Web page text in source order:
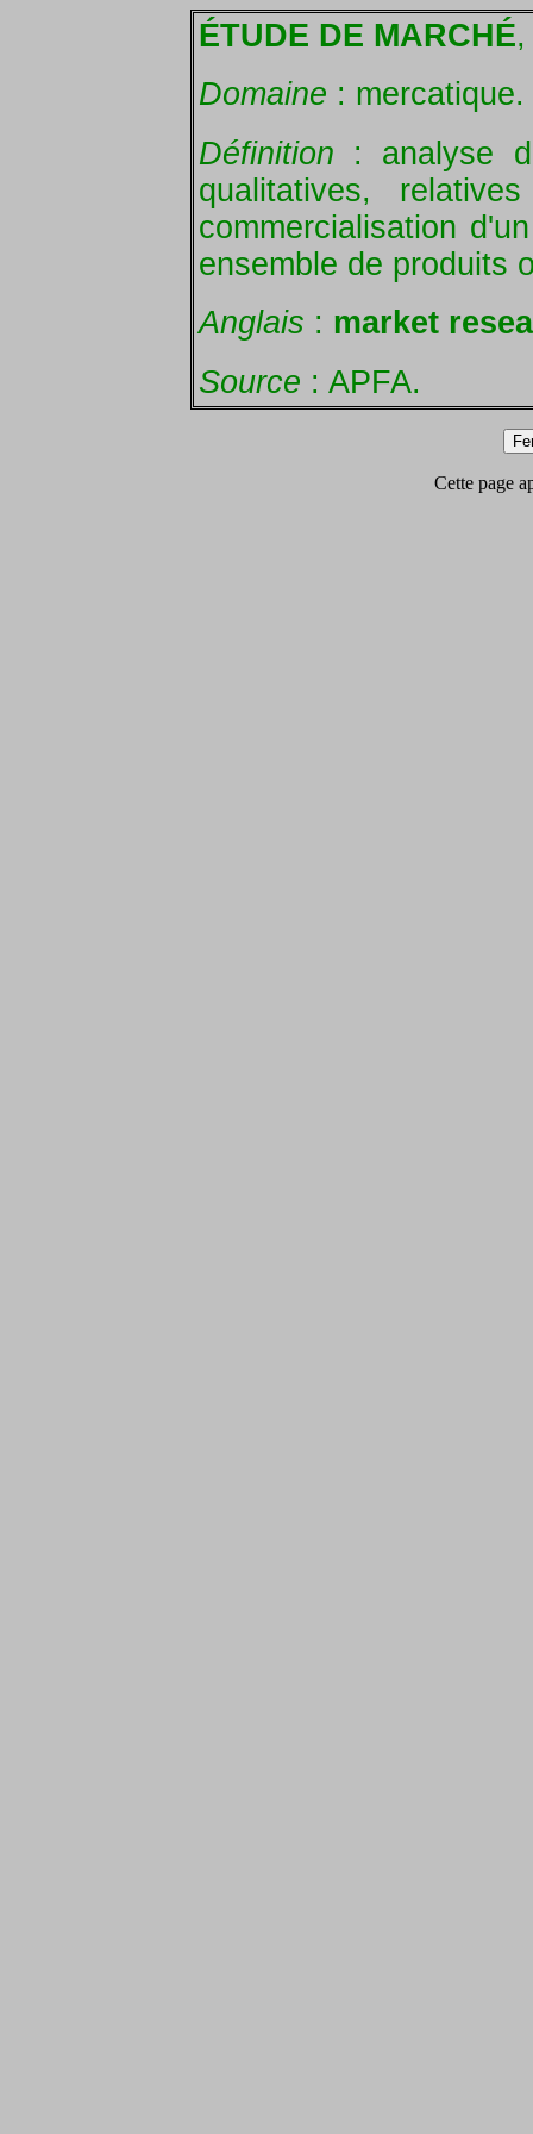
ÉTUDE DE MARCHÉ
Domaine : mercatique.
Définition : analyse
qualitatives,
commercialisation
ensemble de produits
Anglais : market
Source : APFA.
Cette page